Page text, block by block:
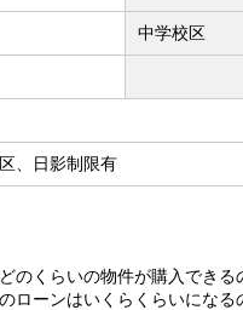
中学校区
、日影制限有
のくらいの物件が購入できる
ローンはいくらくらいにな